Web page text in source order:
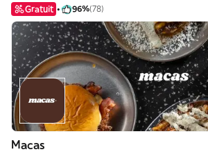
Gratuit 96%(78)
Macas